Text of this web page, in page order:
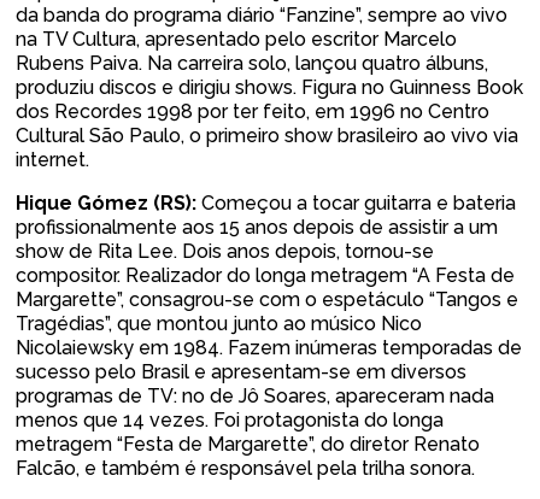
da banda do programa diário “Fanzine”, sempre ao vivo
na TV Cultura, apresentado pelo escritor Marcelo
Rubens Paiva. Na carreira solo, lançou quatro álbuns,
produziu discos e dirigiu shows. Figura no Guinness Book
dos Recordes 1998 por ter feito, em 1996 no Centro
Cultural São Paulo, o primeiro show brasileiro ao vivo via
internet.
Hique Gómez (RS): Começou a tocar guitarra e bateria
profissionalmente aos 15 anos depois de assistir a um
show de Rita Lee. Dois anos depois, tornou-se
compositor. Realizador do longa metragem “A Festa de
Margarette”, consagrou-se com o espetáculo “Tangos e
Tragédias”, que montou junto ao músico Nico
Nicolaiewsky em 1984. Fazem inúmeras temporadas de
sucesso pelo Brasil e apresentam-se em diversos
programas de TV: no de Jô Soares, apareceram nada
menos que 14 vezes. Foi protagonista do longa
metragem “Festa de Margarette”, do diretor Renato
Falcão, e também é responsável pela trilha sonora.